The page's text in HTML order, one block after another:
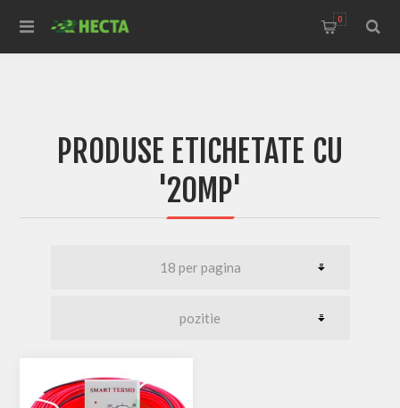
0
PRODUSE ETICHETATE CU
'20MP'